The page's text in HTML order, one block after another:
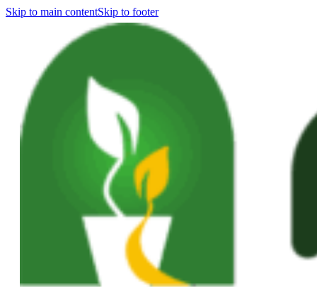
Skip to main contentSkip to footer